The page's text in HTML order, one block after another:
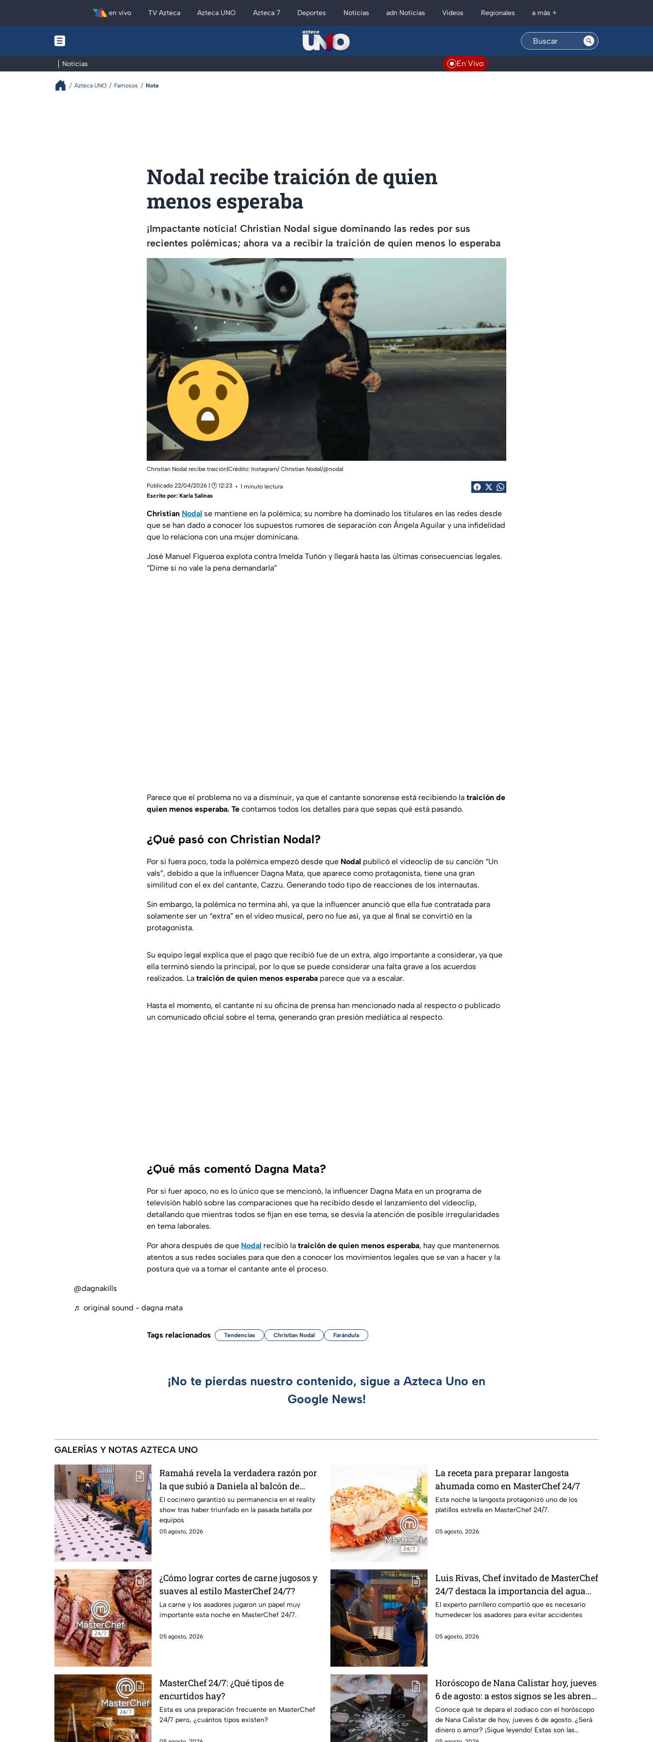
en vivo TV Azteca Azteca UNO Azteca 7 Deportes Noticias adn Noticias Videos Regionales a más +
Noticias En Vivo
Azteca UNO Famosos Nota
Nodal recibe traición de quien
menos esperaba
¡Impactante noticia! Christian Nodal sigue dominando las redes por sus
recientes polémicas; ahora va a recibir la traición de quien menos lo esperaba
Christian Nodal recibe traición|Crédito: Instagram/ Christian Nodal/@nodal
Publicado 22/04/2026 | 🕑 12:23
1 minuto lectura
Escrito por: Karla Salinas
Christian Nodal se mantiene en la polémica; su nombre ha dominado los titulares en las redes desde
que se han dado a conocer los supuestos rumores de separación con Ángela Aguilar y una infidelidad
que lo relaciona con una mujer dominicana.
José Manuel Figueroa explota contra Imelda Tuñón y llegará hasta las últimas consecuencias legales.
“Dime si no vale la pena demandarla”
Parece que el problema no va a disminuir, ya que el cantante sonorense está recibiendo la traición de
quien menos esperaba. Te contamos todos los detalles para que sepas qué está pasando.
¿Qué pasó con Christian Nodal?
Por si fuera poco, toda la polémica empezó desde que Nodal publicó el videoclip de su canción “Un
vals”, debido a que la influencer Dagna Mata, que aparece como protagonista, tiene una gran
similitud con el ex del cantante, Cazzu. Generando todo tipo de reacciones de los internautas.
Sin embargo, la polémica no termina ahí, ya que la influencer anunció que ella fue contratada para
solamente ser un “extra” en el video musical, pero no fue así, ya que al final se convirtió en la
protagonista.
Su equipo legal explica que el pago que recibió fue de un extra, algo importante a considerar, ya que
ella terminó siendo la principal, por lo que se puede considerar una falta grave a los acuerdos
realizados. La traición de quien menos esperaba parece que va a escalar.
Hasta el momento, el cantante ni su oficina de prensa han mencionado nada al respecto o publicado
un comunicado oficial sobre el tema, generando gran presión mediática al respecto.
¿Qué más comentó Dagna Mata?
Por si fuer apoco, no es lo único que se mencionó, la influencer Dagna Mata en un programa de
televisión habló sobre las comparaciones que ha recibido desde el lanzamiento del videoclip,
detallando que mientras todos se fijan en ese tema, se desvía la atención de posible irregularidades
en tema laborales.
Por ahora después de que Nodal recibió la traición de quien menos esperaba, hay que mantenernos
atentos a sus redes sociales para que den a conocer los movimientos legales que se van a hacer y la
postura que va a tomar el cantante ante el proceso.
@dagnakills
♬ original sound - dagna mata
Tags relacionados Tendencias Christian Nodal Farándula
¡No te pierdas nuestro contenido, sigue a Azteca Uno en
Google News!
GALERÍAS Y NOTAS AZTECA UNO
Ramahá revela la verdadera razón por
la que subió a Daniela al balcón de
MasterChef 24/7
El cocinero garantizó su permanencia en el reality
show tras haber triunfado en la pasada batalla por
equipos
05 agosto, 2026
La receta para preparar langosta
ahumada como en MasterChef 24/7
Esta noche la langosta protagonizó uno de los
platillos estrella en MasterChef 24/7.
05 agosto, 2026
¿Cómo lograr cortes de carne jugosos y
suaves al estilo MasterChef 24/7?
La carne y los asadores jugaron un papel muy
importante esta noche en MasterChef 24/7.
05 agosto, 2026
Luis Rivas, Chef invitado de MasterChef
24/7 destaca la importancia del agua
para la preparación de cualquier asado
El experto parrillero compartió que es necesario
humedecer los asadores para evitar accidentes
05 agosto, 2026
MasterChef 24/7: ¿Qué tipos de
encurtidos hay?
Esta es una preparación frecuente en MasterChef
24/7 pero, ¿cuántos tipos existen?
Horóscopo de Nana Calistar hoy, jueves
6 de agosto: a estos signos se les abren
las puertas del dinero
Conoce qué te depara el zodiaco con el horóscopo
de Nana Calistar de hoy, jueves 6 de agosto. ¿Será
dinero o amor? ¡Sigue leyendo! Estas son las